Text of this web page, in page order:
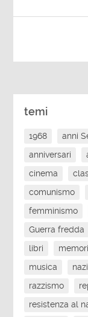
temi
1968 anni
anniversari
cinema
comunismo
femminismo
Guerra fredda
libri
musica
razzismo
resistenza al